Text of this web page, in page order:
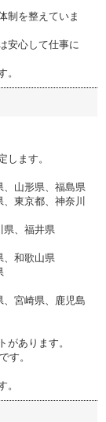
制を整えていま
安心して仕事に
。
ます。
、山形県、福島県
東京都、神奈川
県、福井県
、和歌山県
宮崎県、鹿児島
あります。
す。
。